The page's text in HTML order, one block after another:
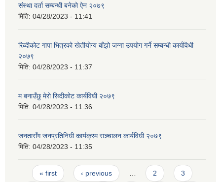
संस्था दर्ता सम्बन्धी बनेको ऐन २०७९
मिति: 04/28/2023 - 11:41
रिब्दीक‍ोट गापा भित्रको खेतीयोग्य बाँझो जग्गा उपयोग गर्ने सम्बन्धी कार्यविधी
२०७९
मिति: 04/28/2023 - 11:37
म बनाउँछु मेरो रिब्दीकोट कार्यविधी २०७९
मिति: 04/28/2023 - 11:36
जनतासँग जनप्रतिनिधी कार्यक्रम सञ्चालन कार्यविधी २०७९
मिति: 04/28/2023 - 11:35
Pages
« first ‹ previous … 2 3